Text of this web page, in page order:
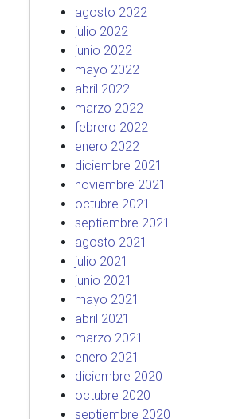
agosto 2022
julio 2022
junio 2022
mayo 2022
abril 2022
marzo 2022
febrero 2022
enero 2022
diciembre 2021
noviembre 2021
octubre 2021
septiembre 2021
agosto 2021
julio 2021
junio 2021
mayo 2021
abril 2021
marzo 2021
enero 2021
diciembre 2020
octubre 2020
septiembre 2020